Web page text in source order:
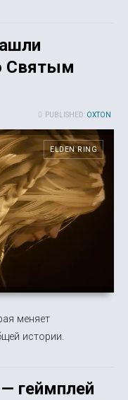
Святым
PUBLISHED: OXTON
ELDEN RING
меняет
истории.
геймплей